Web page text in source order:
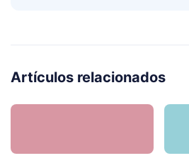
Artículos relacionados